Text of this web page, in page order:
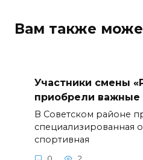
Вам также
Участники смены
приобрели важные
В Советском районе
специализированная
спортивная